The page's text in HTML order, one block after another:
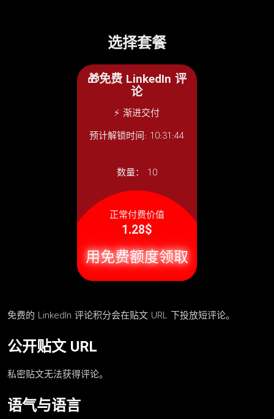
选择套餐
🎁免费 LinkedIn 评
论
⚡ 渐进交付
预计解锁时间: 10:31:44
数量： 10
正常付费价值
1.28$
用免费额度领取
免费的 LinkedIn 评论积分会在贴文 URL 下投放短评论。
公开贴文 URL
私密贴文无法获得评论。
语气与语言